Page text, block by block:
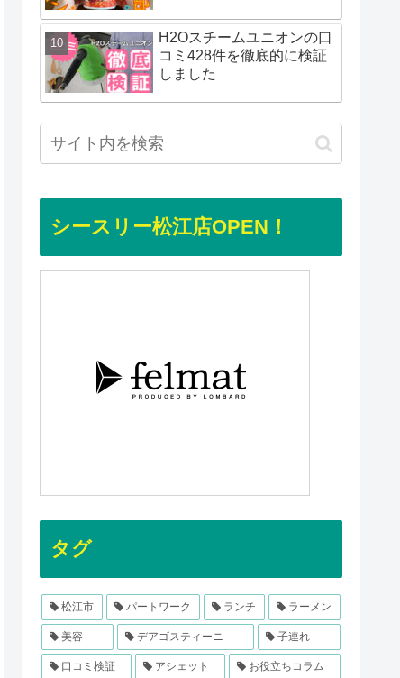
H2Oスチームユニオンの口
コミ428件を徹底的に検証
しました
シースリー松江店OPEN！
タグ
松江市 パートワーク ランチ ラーメン
美容 デアゴスティーニ 子連れ
口コミ検証 アシェット お役立ちコラム